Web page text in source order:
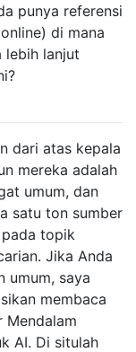
punya referensi
di mana
lebih lanjut
dari atas kepala
mereka adalah
umum, dan
satu ton sumber
topik
Jika Anda
umum, saya
membaca
Mendalam
AI. Di situlah